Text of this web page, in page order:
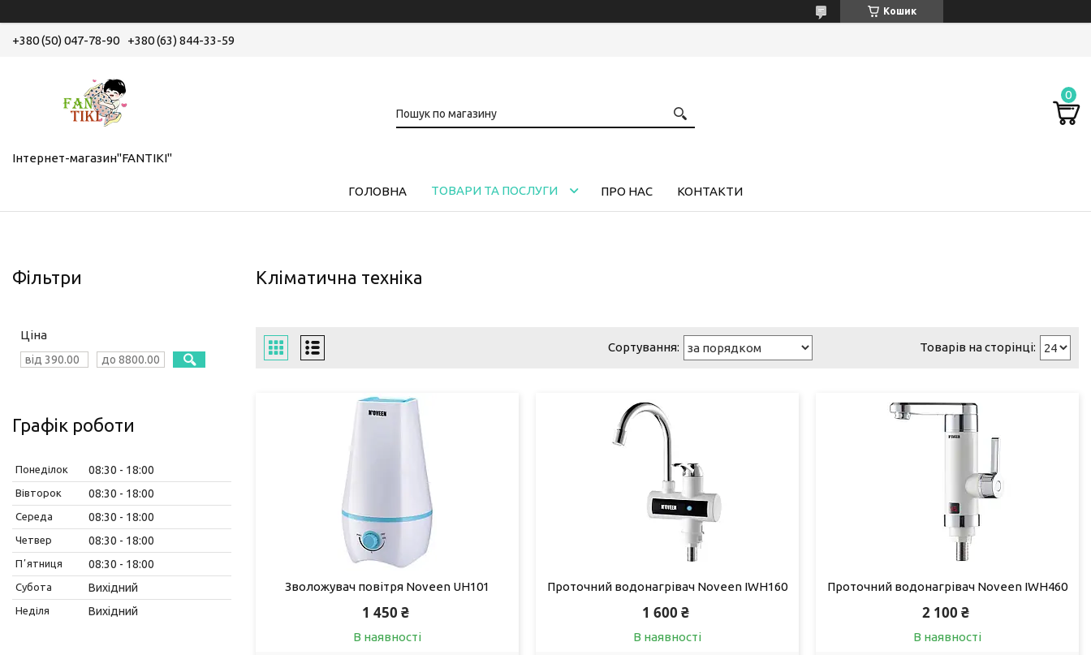
Кошик
+380 (50) 047-78-90 +380 (63) 844-33-59
Інтернет-магазин"FANTIKI"
ГОЛОВНА ТОВАРИ ТА ПОСЛУГИ ПРО НАС КОНТАКТИ
Кліматична техніка
Зволожувач повітря Noveen UH101
1 450 ₴
В наявності
Проточний водонагрівач Noveen IWH160
1 600 ₴
В наявності
Проточний водонагрівач Noveen IWH460
2 100 ₴
В наявності
Фільтри
Ціна
Графік роботи
Понеділок 08:30 18:00
Вівторок 08:30 18:00
Середа 08:30 18:00
Четвер 08:30 18:00
Пʼятниця 08:30 18:00
Субота Вихідний
Неділя Вихідний